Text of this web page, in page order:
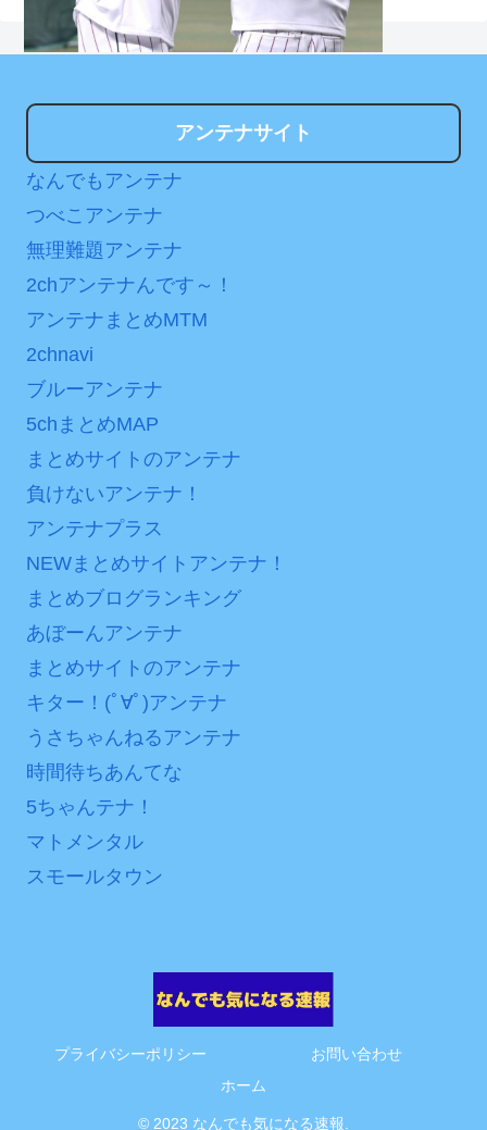
偽りの勇者伝承- 第4話 感
想：敵を探すよりトアの書
【画像】発達障害の子ど
もはこの絵の意味がすぐに
分からないらしい
次予選3連勝も、海外ファン
は采配に辛辣「おそろしい
内容の後半」「今日の森保
七ツ森りり ご令嬢と召使
れた夫婦としての時間をひ
たすら愛し合う。
Powered by livedoor 相
互RSS
ディズニーが「大課金時
代」に突入！アトラクショ
円の課金チケに
海外「日本よ、お前がナ
ンが“まんまジャニーズ”とフ
アンテナサイト
なんでもアンテナ
つべこアンテナ
無理難題アンテナ
2chアンテナんです～！
アンテナまとめMTM
2chnavi
ブルーアンテナ
5chまとめMAP
まとめサイトのアンテナ
負けないアンテナ！
アンテナプラス
NEWまとめサイトアンテナ！
まとめブログランキング
あぼーんアンテナ
まとめサイトのアンテナ
キター！(ﾟ∀ﾟ)アンテナ
うさちゃんねるアンテナ
時間待ちあんてな
5ちゃんテナ！
マトメンタル
スモールタウン
プライバシーポリシー
お問い合わせ
ホーム
© 2023 なんでも気になる速報.